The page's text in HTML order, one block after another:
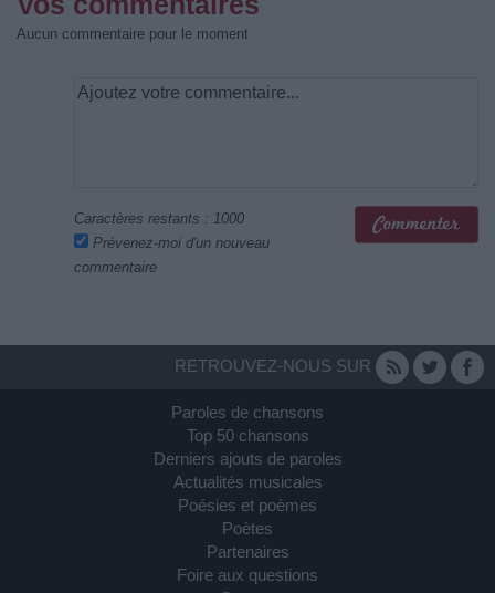
Aucun commentaire pour le moment
Caractères restants : 1000
Prévenez-moi d'un nouveau
commentaire
RETROUVEZ-NOUS SUR
Paroles de chansons
Top 50 chansons
Derniers ajouts de paroles
Actualités musicales
Poésies et poèmes
Poètes
Partenaires
Foire aux questions